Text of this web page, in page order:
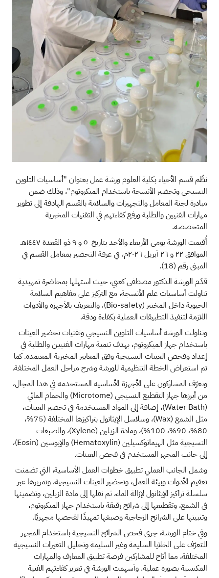
نظّم قسم الأحياء بكلية العلوم ورشة عمل بعنوان "أساسيات التلوين
النسيجي وتحضير الأنسجة باستخدام الميكروتوم"، وذلك ضمن
مبادرة لجنة المعامل والتجهيزات والسلامة بالقسم الهادفة إلى تطوير
مهارات الفنيين والطلبة ورفع كفاءتهم في التقنيات المخبرية
المتخصصة.
أُقيمت الورشة يومي الأربعاء والأحد بتاريخ ٥ و ٩ ذو القعدة ١٤٤٧هـ
الموافق ٢٢ و ٢٦ أبريل ٢٠٢٦م، في غرفة التحضير بمعامل القسم في
المبنى رقم (18).
قدّم الورشة الدكتور مصطفى كعبي، حيث استهلها بمحاضرة تمهيدية
تناولت أساسيات علم الأنسجة، مع التركيز على مفاهيم السلامة
الحيوية داخل المختبر (Bio-safety)، والتعريف بالأجهزة والأدوات
اللازمة لتنفيذ التطبيقات العملية بكفاءة ودقة.
وتناولت الورشة أساسيات التلوين النسيجي وتقنيات تحضير العينات
باستخدام جهاز الميكروتوم، بهدف تنمية مهارات الفنييـن والطلبة في
إعداد وفحص العينات النسيجية وفق المعايير المخبرية المعتمدة. كما
تم استعراض الخطة التنظيمية للورشة وشرح مراحل العمل المختلفة.
وتعرّف المشاركون على الأجهزة الأساسية المستخدمة في هذا المجال،
من أبرزها جهاز التقطيع النسيجي (Microtome) والحمام المائي
(Water Bath)، إضافة إلى المواد المستخدمة في تحضير العينات،
مثل الشمع (Wax)، وسلاسل الإيثانول بتراكيزها المختلفة (75%،
80%، 90%، 100%)، ومادة الزيلين (Xylene)، والصبغات
النسيجية مثل الهيماتوكسيلين (Hematoxylin) والإيوسين (Eosin)،
إلى جانب المجهر المستخدم في فحص العينات.
وشمل الجانب العملي تطبيق خطوات العمل الأساسية، التي تضمنت
تعقيم الأدوات وبيئة العمل، وتحضير العينات النسيجية، وتمريرها عبر
سلسلة تراكيز الإيثانول لإزالة الماء، ثم نقلها إلى مادة الزيلين، وتضمينها
في الشمع، وتقطيعها إلى شرائح رقيقة باستخدام جهاز الميكروتوم،
وتثبيتها على الشرائح الزجاجية وصبغها تمهيدًا لفحصها مجهريًا.
وفي ختام الورشة، جرى فحص الشرائح النسيجية باستخدام المجهر
للتعرّف على الخلايا السليمة وغير السليمة وتحليل التغيرات النسيجية
المختلفة، مما أتاح للمشاركين فرصة تطبيق المعارف والمهارات
المكتسبة بصورة عملية. وأسهمت الورشة في تعزيز كفاءتهم الفنية